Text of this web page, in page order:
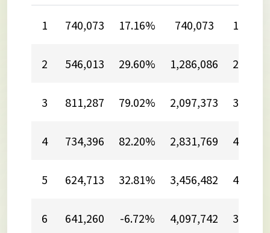
1 740,073 17.16% 740,073 17.16%
2 546,013 29.60% 1,286,086 22.14%
3 811,287 79.02% 2,097,373 39.25%
4 734,396 82.20% 2,831,769 48.32%
5 624,713 32.81% 3,456,482 45.25%
6 641,260 -6.72% 4,097,742 33.60%